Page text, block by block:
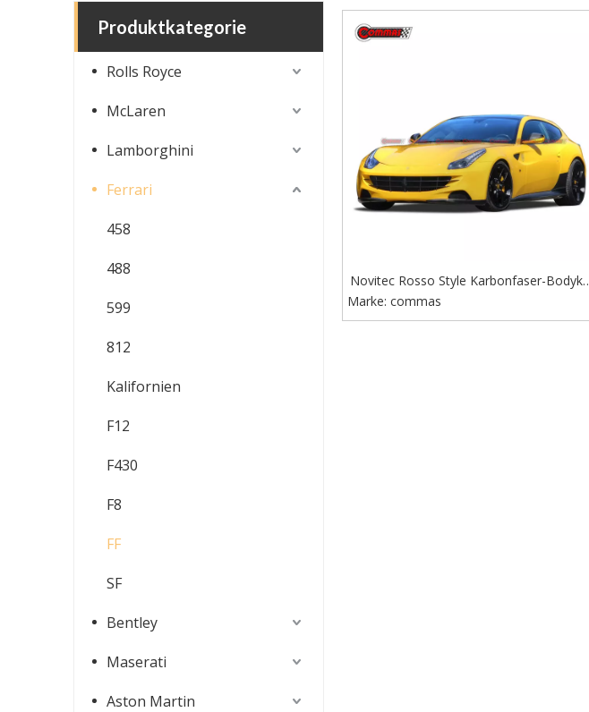
Produktkategorie
Rolls Royce
McLaren
Lamborghini
Ferrari
458
488
599
812
Kalifornien
F12
F430
F8
FF
SF
Bentley
Maserati
Aston Martin
Novitec Rosso Style Karbonfaser-Bodykit
für Ferrari FF
Marke: commas